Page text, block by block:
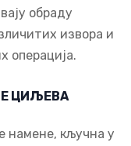
обраду
извора и
операција.
ЦИЉЕВА
намене, кључна у